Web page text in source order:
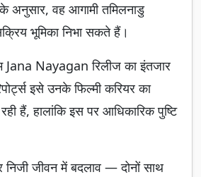
अनुसार, वह आगामी तमिलनाडु
भूमिका निभा सकते हैं।
Jana Nayagan रिलीज का इंतजार
इसे उनके फिल्मी करियर का
हैं, हालांकि इस पर आधिकारिक पुष्टि
निजी जीवन में बदलाव — दोनों साथ